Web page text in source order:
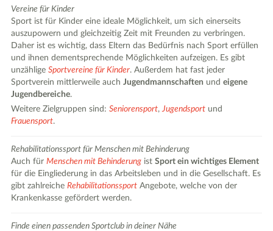
Vereine für Kinder
Sport ist für Kinder eine ideale Möglichkeit, um sich einerseits
auszupowern und gleichzeitig Zeit mit Freunden zu verbringen.
Daher ist es wichtig, dass Eltern das Bedürfnis nach Sport erfüllen
und ihnen dementsprechende Möglichkeiten aufzeigen. Es gibt
unzähligeSportvereine für Kinder. Außerdem hat fast jeder
Sportverein mittlerweile auchJugendmannschaften undeigene
Jugendbereiche.
Weitere Zielgruppen sind:Seniorensport, Jugendsport und
Frauensport.
Rehabilitationssport für Menschen mit Behinderung
Auch fürMenschen mit Behinderung istSport ein wichtiges Element
für die Eingliederung in das Arbeitsleben und in die Gesellschaft. Es
gibt zahlreicheRehabilitationssport Angebote, welche von der
Krankenkasse gefördert werden.
Finde einen passenden Sportclub in deiner Nähe